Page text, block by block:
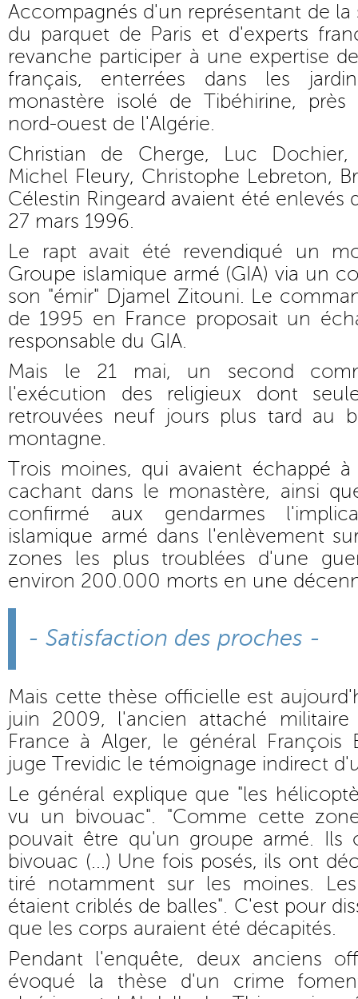
Accompagnés d'un représentant de
du parquet de Paris et d'experts
revanche participer à une expertise
français, enterrées dans les
monastère isolé de Tibéhirine,
nord-ouest de l'Algérie.
Christian de Cherge, Luc Dochier,
Michel Fleury, Christophe Lebreton,
Célestin Ringeard avaient été enlevés
27 mars 1996.
Le rapt avait été revendiqué un
Groupe islamique armé (GIA) via un
son "émir" Djamel Zitouni. Le
de 1995 en France proposait un
responsable du GIA.
Mais le 21 mai, un second
l'exécution des religieux dont
retrouvées neuf jours plus tard au
montagne.
Trois moines, qui avaient échappé
cachant dans le monastère, ainsi
confirmé aux gendarmes
islamique armé dans l'enlèvement
zones les plus troublées d'une
environ 200.000 morts en une
- Satisfaction des proches -
Mais cette thèse officielle est
juin 2009, l'ancien attaché militaire
France à Alger, le général François
juge Trevidic le témoignage indirect
Le général explique que "les
vu un bivouac". "Comme cette
pouvait être qu'un groupe armé.
bivouac (...) Une fois posés, ils ont
tiré notamment sur les moines.
étaient criblés de balles". C'est pour
que les corps auraient été décapités.
Pendant l'enquête, deux anciens
évoqué la thèse d'un crime